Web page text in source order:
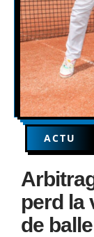
ACTU
perd la
de